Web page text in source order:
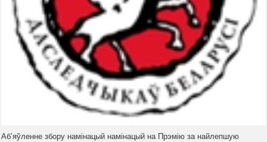
Аб’яўленне збору намінацый намінацый на Прэмію за найлепшую